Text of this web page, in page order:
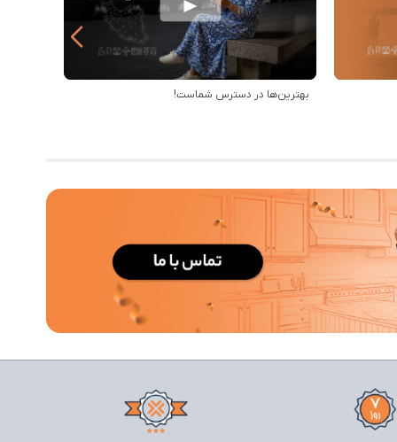
بهترین‌ها در دسترس شماست!